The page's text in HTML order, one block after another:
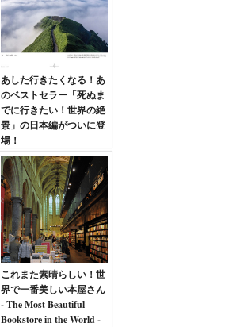
あした行きたくなる！あ
のベストセラー「死ぬま
でに行きたい！世界の絶
景」の日本編がついに登
場！
これまた素晴らしい！世
界で一番美しい本屋さん
- The Most Beautiful
Bookstore in the World -